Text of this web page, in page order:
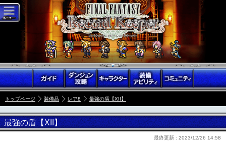
トップページ 装備品 レア8 最強の盾【XII】
最強の盾【XII】
最終更新 : 2023/12/26 14:58